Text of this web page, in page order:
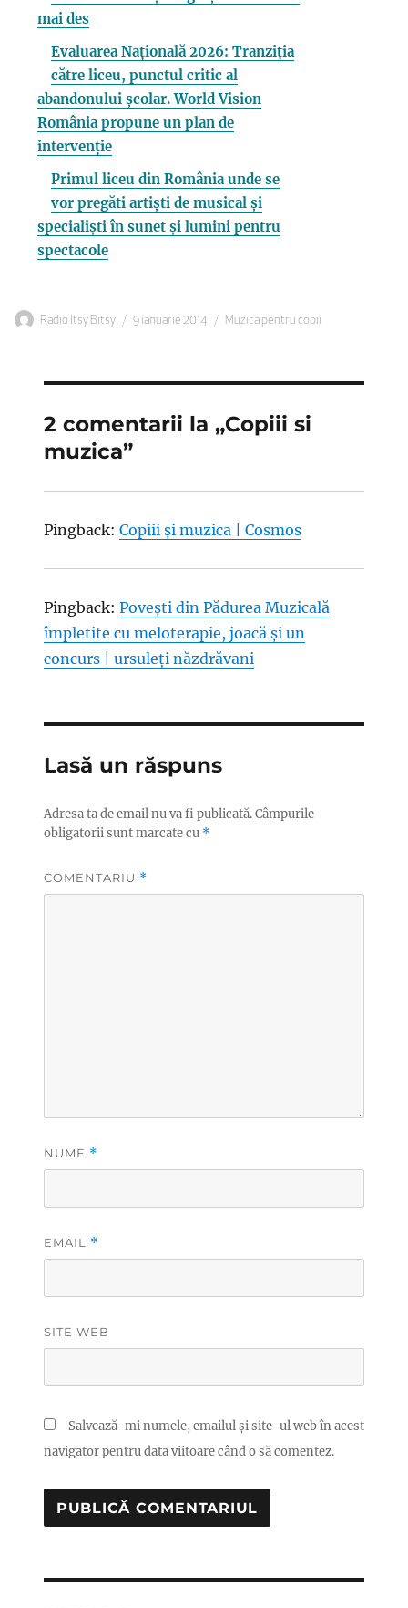
mai des
Evaluarea Națională 2026: Tranziția
către liceu, punctul critic al
abandonului școlar. World Vision
România propune un plan de
intervenție
Primul liceu din România unde se
vor pregăti artiști de musical și
specialiști în sunet și lumini pentru
spectacole
Autor
Radio Itsy Bitsy
Publicat
9 ianuarie 2014 Categorii
Muzica pentru copii
2 comentarii la „Copiii si
muzica”
Pingback: Copiii și muzica | Cosmos
Pingback: Povești din Pădurea Muzicală
împletite cu meloterapie, joacă și un
concurs | ursuleți năzdrăvani
Lasă un răspuns
Adresa ta de email nu va fi publicată.Câmpurile
obligatorii sunt marcate cu *
COMENTARIU *
NUME *
EMAIL *
SITE WEB
Salvează-mi numele, emailul și site-ul web în acest
navigator pentru data viitoare când o să comentez.